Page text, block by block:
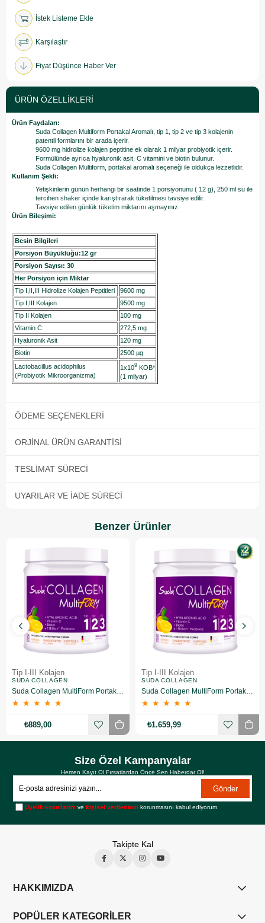
İstek Listeme Ekle
Karşılaştır
Fiyat Düşünce Haber Ver
ÜRÜN ÖZELLIKLERI
Ürün Faydaları:
Suda Collagen Multiform Portakal Aromalı, tip 1, tip 2 ve tip 3 kolajenin
patentli formlarını bir arada içerir.
9600 mg hidrolize kolajen peptitine ek olarak 1 milyar probiyotik içerir.
Formülünde ayrıca hyaluronik asit, C vitamini ve biotin bulunur.
Suda Collagen Multiform, portakal aromalı seçeneği ile oldukça lezzetlidir.
Kullanım Şekli:
Yetişkinlerin günün herhangi bir saatinde 1 porsiyonunu ( 12 g), 250 ml su ile
tercihen shaker içinde karıştırarak tüketilmesi tavsiye edilir.
Tavsiye edilen günlük tüketim miktarını aşmayınız.
Ürün Bileşimi:
Besin Bilgileri
Porsiyon Büyüklüğü:12 gr
Porsiyon Sayısı: 30
Her Porsiyon için Miktar
Tip I,II,III Hidrolize Kolajen Peptitleri
9600 mg
Tip I,III Kolajen
9500 mg
Tip II Kolajen
100 mg
Vitamin C
272,5 mg
Hyaluronik Asit
120 mg
Biotin
2500 µg
Lactobacillus acidophilus
(Probiyotik Mikroorganizma)
1x109 KOB*
(1 milyar)
ÖDEME SEÇENEKLERI
ORJINAL ÜRÜN GARANTISI
TESLIMAT SÜRECI
UYARILAR VE İADE SÜRECI
Benzer Ürünler
Tip I-III Kolajen
SUDA COLLAGEN
Suda Collagen MultiForm Portakal Aromalı Takviye Edici Gıda 360 g
★ ★ ★ ★ ★
₺889,00
Tip I-III Kolajen
SUDA COLLAGEN
Suda Collagen MultiForm Portakal Aromalı Takviye Edici Gıda 360 g 2 Adet
★ ★ ★ ★ ★
₺1.659,99
Size Özel Kampanyalar
Hemen Kayıt Ol Fırsatlardan Önce Sen Haberdar Ol!
Gönder
Üyelik koşullarını vekişisel verilerimin korunmasını kabul ediyorum.
Takipte Kal
HAKKIMIZDA
POPÜLER KATEGORİLER